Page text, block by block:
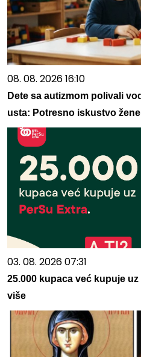
08. 08. 2026 16:10
Dete sa autizmom polivali
usta: Potresno iskustvo
03. 08. 2026 07:31
25.000 kupaca već kupuje
više